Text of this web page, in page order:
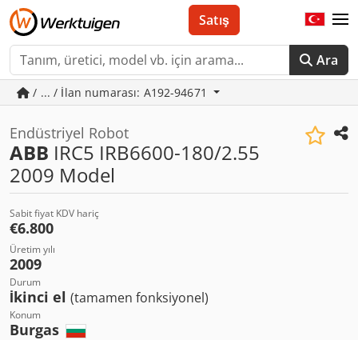
Ara
Satış
/ ... / İlan numarası: A192-94671
Endüstriyel Robot
ABB IRC5 IRB6600-180/2.55
2009 Model
Sabit fiyat KDV hariç
€6.800
Üretim yılı
2009
Durum
İkinci el (tamamen fonksiyonel)
Konum
Burgas